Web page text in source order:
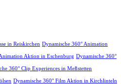
in Reiskirchen Dynamische 360° Animation
Aktion in Eschenburg Dynamische 360°
360° Clip Experiences in Meßstetten
Dynamische 360° Film Aktion in Kirchlinteln